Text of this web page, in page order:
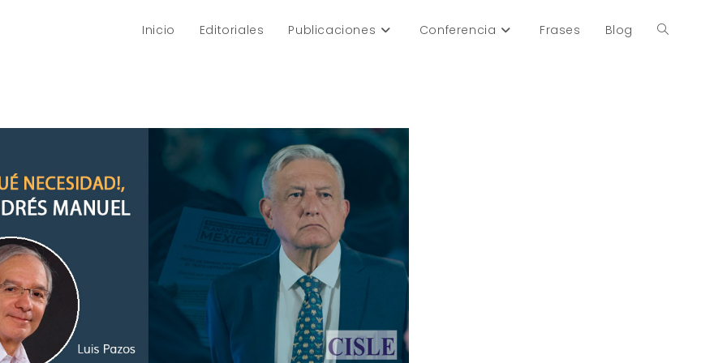
Inicio Editoriales Publicaciones Conferencia Frases Blog Alternar